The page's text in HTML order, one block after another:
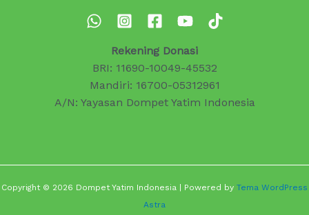
Rekening Donasi
BRI: 11690-10049-45532
Mandiri: 16700-05312961
A/N: Yayasan Dompet Yatim Indonesia
Copyright © 2026 Dompet Yatim Indonesia | Powered by Tema WordPress
Astra